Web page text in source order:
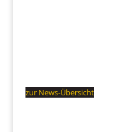
zur News-Übersicht